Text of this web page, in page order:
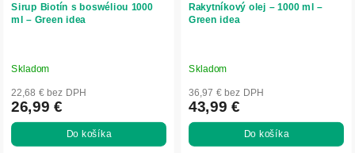
Sirup Biotín s boswéliou 1000
ml – Green idea
Skladom
22,68 € bez DPH
26,99 €
Do košíka
Rakytníkový olej – 1000 ml –
Green idea
Skladom
36,97 € bez DPH
43,99 €
Do košíka